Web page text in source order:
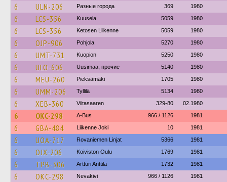
6 ULN-206 Разные города 369 1980
6 LCS-356 Kuusela 5059 1980
6 LCS-356 Ketosen Liikenne 5059 1980
6 OJP-906 Pohjola 5270 1980
6 UMT-731 Kuopion 5250 1980
6 ULO-606 Uusimaa, прочие 5140 1980
6 MEU-260 Pieksämäki 1705 1980
6 UMM-206 Tyllilä 5134 1980
6 XEB-360 Viitasaaren 329-80 02.1980
6 OKC-298 A-Bus 966 / 1126 1981
6 GBA-484 Liikenne Joki 10 1981
6 UOA-717 Rovaniemen Linjat 5366 1981
6 OJX-206 Koiviston Oulu 1769 1981
6 TPB-306 Artturi Anttila 1732 1981
6 OKC-298 Nevakivi 966 / 1126 1981